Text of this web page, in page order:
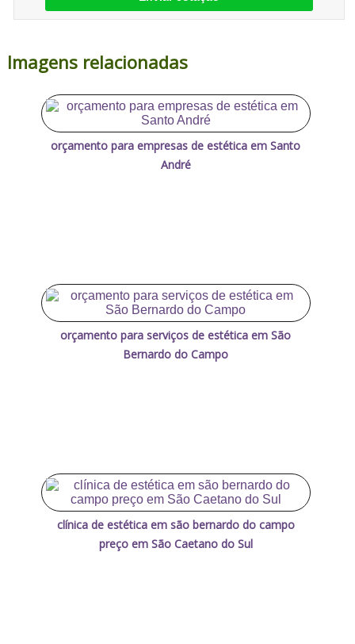
Imagens relacionadas
orçamento para empresas de estética em Santo
André
orçamento para serviços de estética em São
Bernardo do Campo
clínica de estética em são bernardo do campo
preço em São Caetano do Sul